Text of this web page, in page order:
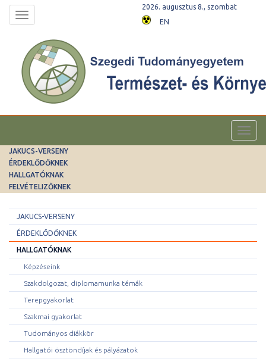
Toggle
navigation
2026. augusztus 8., szombat
EN
JAKUCS-VERSENY
ÉRDEKLŐDŐKNEK
HALLGATÓKNAK
FELVÉTELIZŐKNEK
JAKUCS-VERSENY
ÉRDEKLŐDŐKNEK
HALLGATÓKNAK
Képzéseink
Szakdolgozat, diplomamunka témák
Terepgyakorlat
Szakmai gyakorlat
Tudományos diákkör
Hallgatói ösztöndíjak és pályázatok